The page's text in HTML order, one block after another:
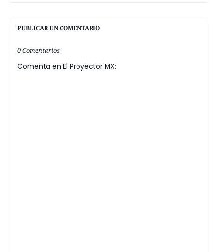
PUBLICAR UN COMENTARIO
0 Comentarios
Comenta en El Proyector MX: